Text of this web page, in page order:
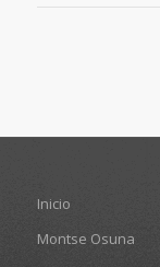
Inicio
Montse Osuna